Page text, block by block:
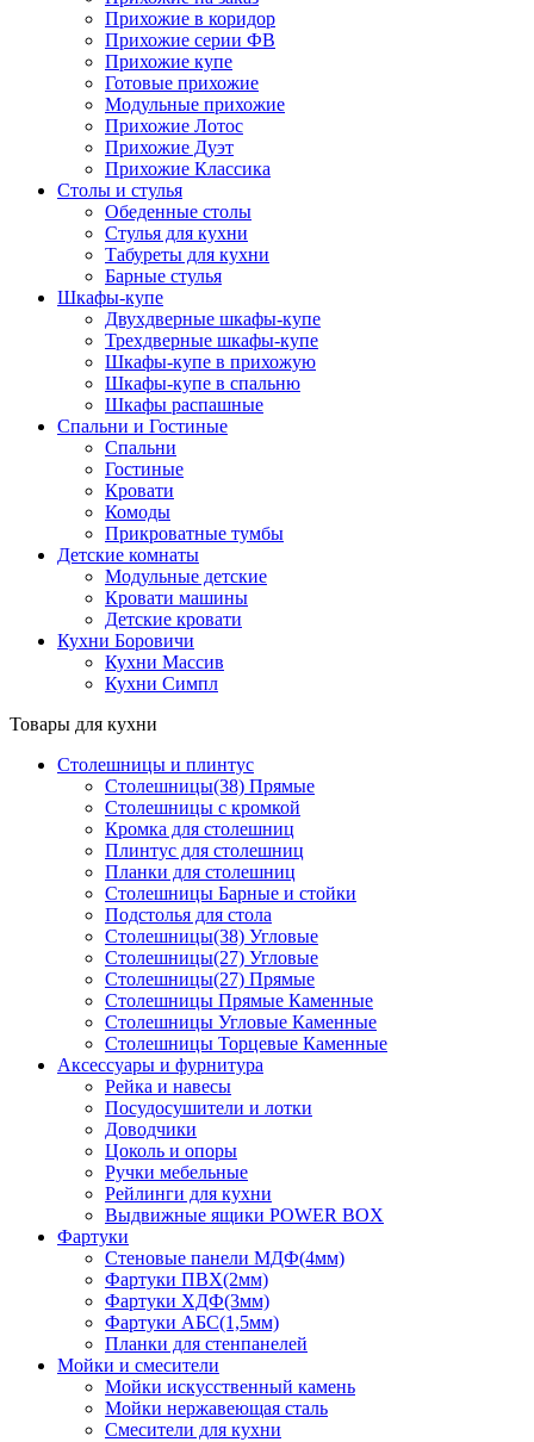
Прихожие в коридор
Прихожие серии ФВ
Прихожие купе
Готовые прихожие
Модульные прихожие
Прихожие Лотос
Прихожие Дуэт
Прихожие Классика
Столы и стулья
Обеденные столы
Стулья для кухни
Табуреты для кухни
Барные стулья
Шкафы-купе
Двухдверные шкафы-купе
Трехдверные шкафы-купе
Шкафы-купе в прихожую
Шкафы-купе в спальню
Шкафы распашные
Спальни и Гостиные
Спальни
Гостиные
Кровати
Комоды
Прикроватные тумбы
Детские комнаты
Модульные детские
Кровати машины
Детские кровати
Кухни Боровичи
Кухни Массив
Кухни Симпл
Товары для кухни
Столешницы и плинтус
Столешницы(38) Прямые
Столешницы с кромкой
Кромка для столешниц
Плинтус для столешниц
Планки для столешниц
Столешницы Барные и стойки
Подстолья для стола
Столешницы(38) Угловые
Столешницы(27) Угловые
Столешницы(27) Прямые
Столешницы Прямые Каменные
Столешницы Угловые Каменные
Столешницы Торцевые Каменные
Аксессуары и фурнитура
Рейка и навесы
Посудосушители и лотки
Доводчики
Цоколь и опоры
Ручки мебельные
Рейлинги для кухни
Выдвижные ящики POWER BOX
Фартуки
Стеновые панели МДФ(4мм)
Фартуки ПВХ(2мм)
Фартуки ХДФ(3мм)
Фартуки АБС(1,5мм)
Планки для стенпанелей
Мойки и смесители
Мойки искусственный камень
Мойки нержавеющая сталь
Смесители для кухни